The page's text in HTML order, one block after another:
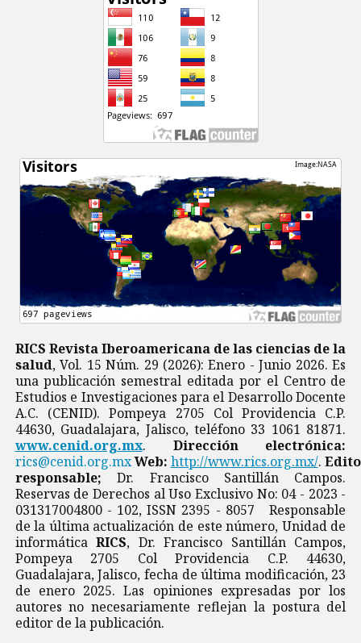
RICS Revista Iberoamericana de las ciencias de la
salud, Vol. 15 Núm. 29 (2026): Enero - Junio 2026. Es
una publicación semestral editada por el Centro de
Estudios e Investigaciones para el Desarrollo Docente
A.C. (CENID). Pompeya 2705 Col Providencia C.P.
44630, Guadalajara, Jalisco, teléfono 33 1061 81871.
www.cenid.org.mx. Dirección electrónica:
rics@cenid.org.mxWeb: http://www.rics.org.mx/.
responsable; Dr. Francisco Santillán Campos.
Reservas de Derechos al Uso Exclusivo No: 04 - 2023 -
031317004800 - 102, ISSN 2395 - 8057 Responsable
de la última actualización de este número, Unidad de
informáticaRICS, Dr. Francisco Santillán Campos,
Pompeya 2705 Col Providencia C.P. 44630,
Guadalajara, Jalisco, fecha de última modificación, 23
de enero 2025. Las opiniones expresadas por los
autores no necesariamente reflejan la postura del
editor de la publicación.